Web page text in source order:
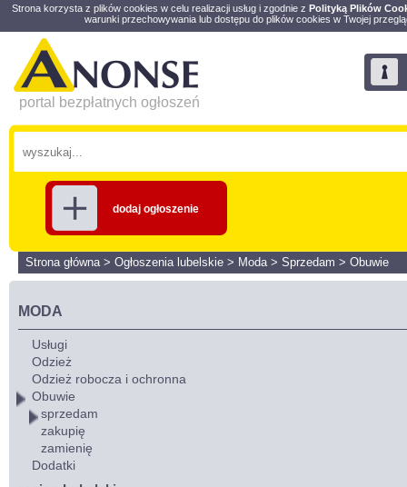
Strona korzysta z plików cookies w celu realizacji usług i zgodnie z Polityką Plików
warunki przechowywania lub dostępu do plików cookies w Twojej
portal bezpłatnych ogłoszeń
dodaj ogłoszenie
Strona główna> Ogłoszenia lubelskie > Moda> Sprzedam > Obuwie
MODA
Usługi
Odzież
Odzież robocza i ochronna
Obuwie
sprzedam
zakupię
zamienię
Dodatki